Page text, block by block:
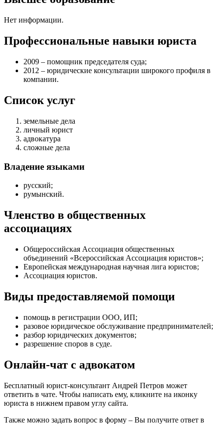
Нет информации.
Профессиональные навыки юриста
2009 – помощник председателя суда;
2012 – юридические консультации широкого профиля в
компании.
Список услуг
земельные дела
личный юрист
адвокатура
сложные дела
Владение языками
русский;
румынский.
Членство в общественных
ассоциациях
Общероссийская Ассоциация общественных
объединений «Всероссийская Ассоциация юристов»;
Европейская международная научная лига юристов;
Ассоциация юристов.
Виды предоставляемой помощи
помощь в регистрации ООО, ИП;
разовое юридическое обслуживание предпринимателей;
разбор юридических документов;
разрешение споров в суде.
Онлайн-чат с адвокатом
Бесплатный юрист-консультант Андрей Петров может
ответить в чате. Чтобы написать ему, кликните на иконку
юриста в нижнем правом углу сайта.
Также можно задать вопрос в форму – Вы получите ответ в